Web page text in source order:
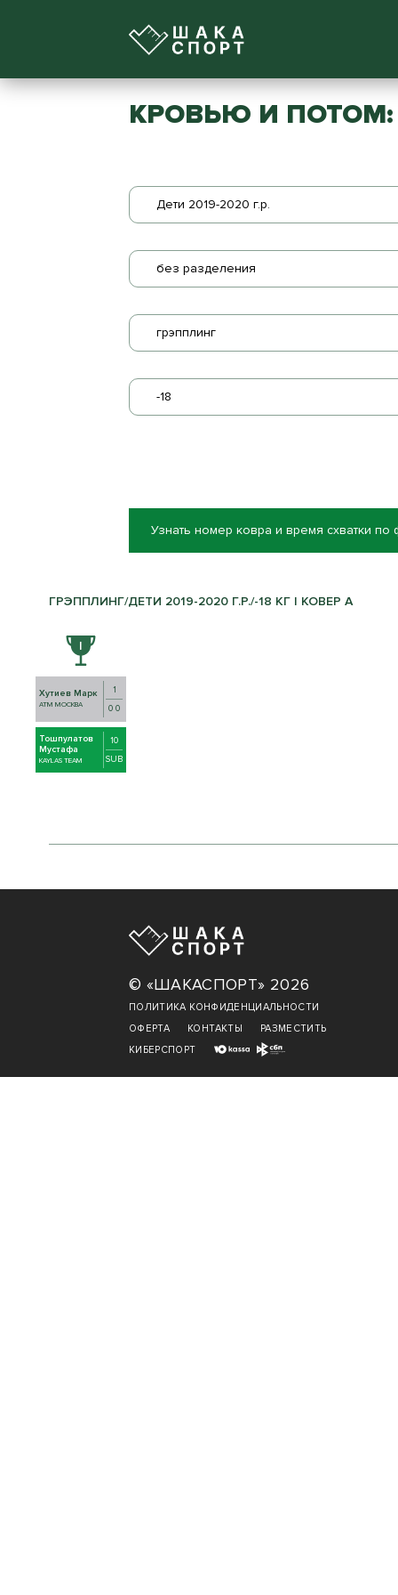
КРОВЬЮ И ПОТОМ:
Дети 2019-2020 г.р.
без разделения
грэпплинг
-18
Узнать номер ковра и время схватки по
ГРЭППЛИНГ/ДЕТИ 2019-2020 Г.Р./-18 КГ | КОВЕР A
Хутиев Марк
АТМ МОСКВА
1
0 0
Тошпулатов
Мустафа
KAYLAS TEAM
10
SUB
© «ШАКАСПОРТ» 2026
ПОЛИТИКА КОНФИДЕНЦИАЛЬНОСТИ
ОФЕРТА
КОНТАКТЫ
РАЗМЕСТИТЬ
КИБЕРСПОРТ